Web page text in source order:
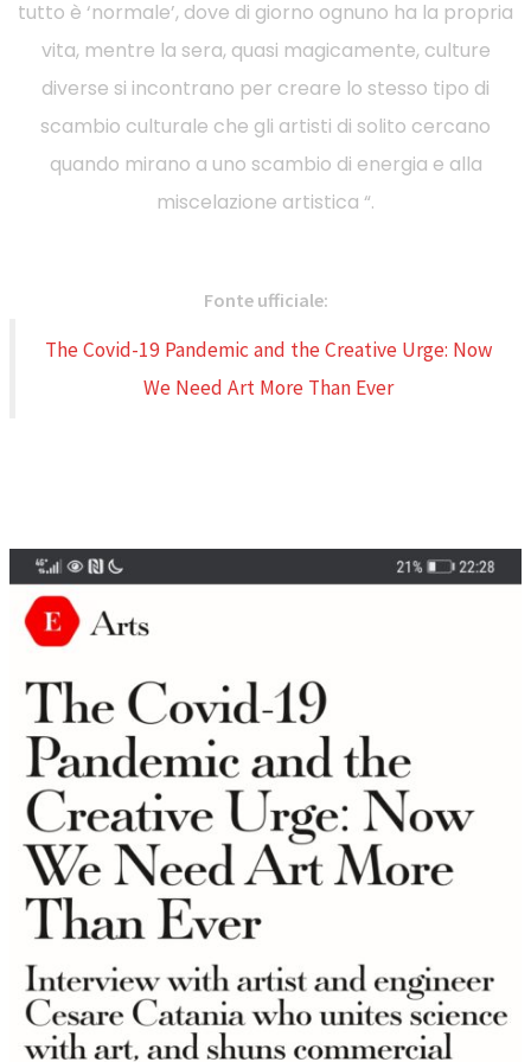
tutto è ‘normale’, dove di giorno ognuno ha la propria
vita, mentre la sera, quasi magicamente, culture
diverse si incontrano per creare lo stesso tipo di
scambio culturale che gli artisti di solito cercano
quando mirano a uno scambio di energia e alla
miscelazione artistica “.
Fonte ufficiale:
The Covid-19 Pandemic and the Creative Urge: Now
We Need Art More Than Ever